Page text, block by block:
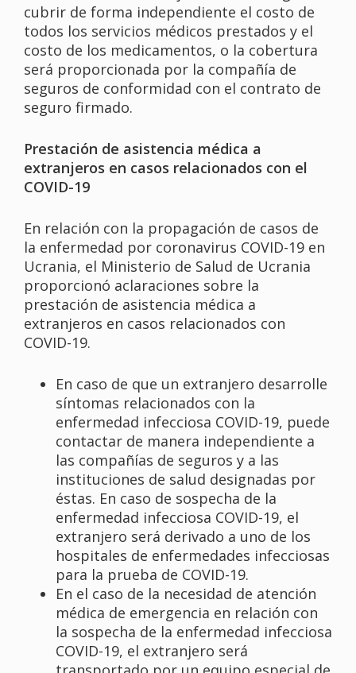
cubrir de forma independiente el costo de
todos los servicios médicos prestados y el
costo de los medicamentos, o la cobertura
será proporcionada por la compañía de
seguros de conformidad con el contrato de
seguro firmado.
Prestación de asistencia médica a
extranjeros en casos relacionados con el
COVID-19
En relación con la propagación de casos de
la enfermedad por coronavirus COVID-19 en
Ucrania, el Ministerio de Salud de Ucrania
proporcionó aclaraciones sobre la
prestación de asistencia médica a
extranjeros en casos relacionados con
COVID-19.
En caso de que un extranjero desarrolle
síntomas relacionados con la
enfermedad infecciosa COVID-19, puede
contactar de manera independiente a
las compañías de seguros y a las
instituciones de salud designadas por
éstas. En caso de sospecha de la
enfermedad infecciosa COVID-19, el
extranjero será derivado a uno de los
hospitales de enfermedades infecciosas
para la prueba de COVID-19.
En el caso de la necesidad de atención
médica de emergencia en relación con
la sospecha de la enfermedad infecciosa
COVID-19, el extranjero será